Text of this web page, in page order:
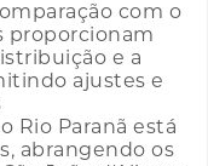
com o
proporcionam
e a
ajustes e
Rio Paranã está
abrangendo os